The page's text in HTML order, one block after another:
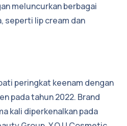
meluncurkan berbagai
seperti lip cream dan
peringkat keenam dengan
pada tahun 2022. Brand
kali diperkenalkan pada